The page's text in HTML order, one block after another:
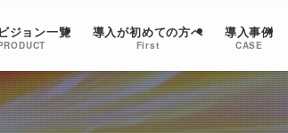
ジョン一覧 導入が初めての方へ
First
導入事例
CASE